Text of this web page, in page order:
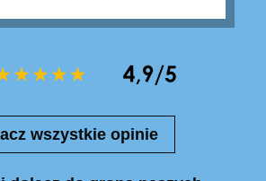
wszystkie opinie